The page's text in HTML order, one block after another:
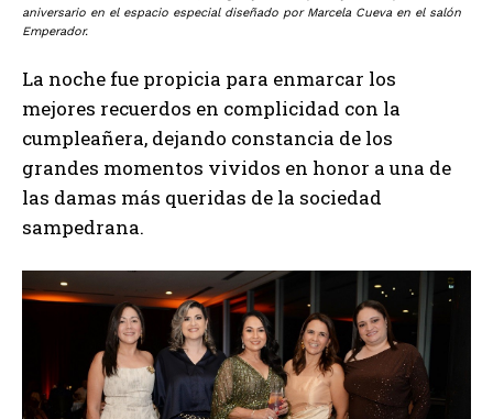
aniversario en el espacio especial diseñado por Marcela Cueva en el salón
Emperador.
La noche fue propicia para enmarcar los
mejores recuerdos en complicidad con la
cumpleañera, dejando constancia de los
grandes momentos vividos en honor a una de
las damas más queridas de la sociedad
sampedrana.